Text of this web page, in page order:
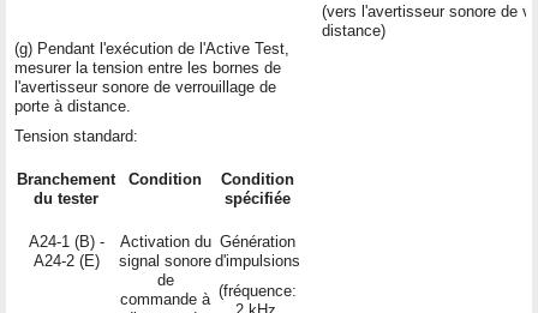
(g) Pendant l'exécution de l'Active Test,
mesurer la tension entre les bornes de
l'avertisseur sonore de verrouillage de
porte à distance.
Tension standard:
Branchement
du tester
Condition
Condition
spécifiée
A24-1 (B) -
A24-2 (E)
Activation du
signal sonore
de
commande à
Génération
d'impulsions
(fréquence:
(vers l'avertisseur sonore de
distance)